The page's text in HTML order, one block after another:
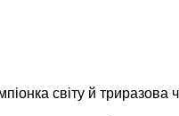
світу й